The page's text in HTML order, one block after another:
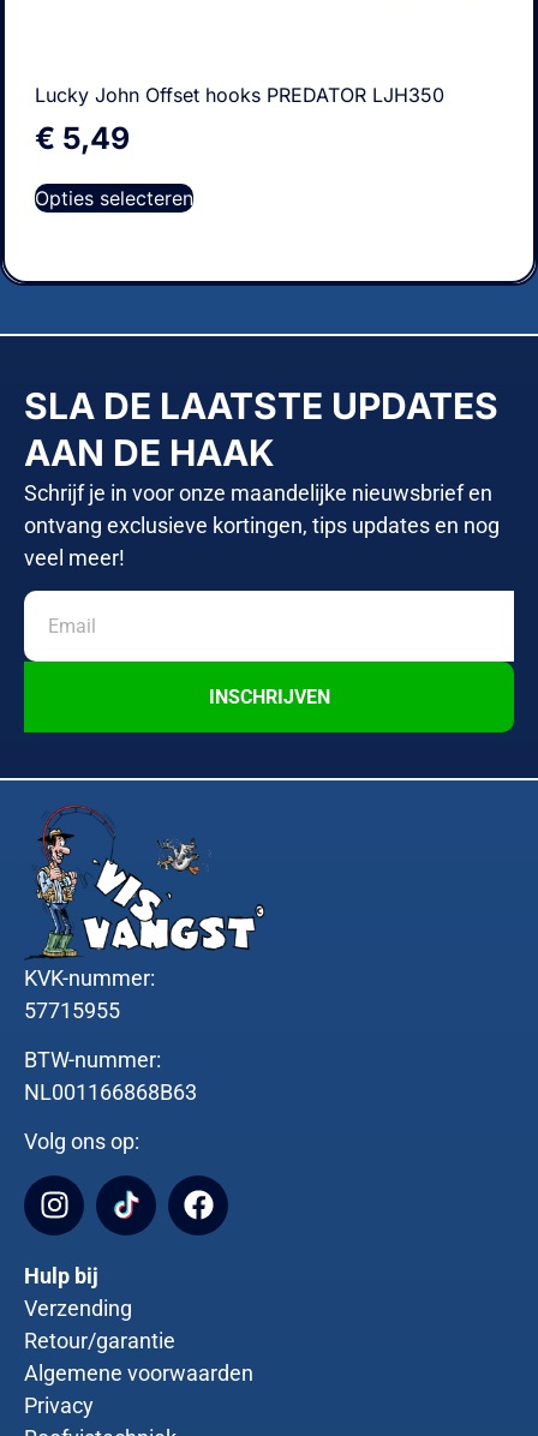
Lucky John Offset hooks PREDATOR LJH350
€ 5,49
Opties selecteren
SLA DE LAATSTE UPDATES
AAN DE HAAK
Schrijf je in voor onze maandelijke nieuwsbrief en
ontvang exclusieve kortingen, tips updates en nog
veel meer!
INSCHRIJVEN
KVK-nummer:
57715955
BTW-nummer:
NL001166868B63
Volg ons op:
Hulp bij
Verzending
Retour/garantie
Algemene voorwaarden
Privacy